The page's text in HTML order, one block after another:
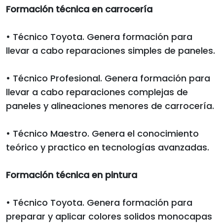
Formación técnica en carrocería
• Técnico Toyota. Genera formación para
llevar a cabo reparaciones simples de paneles.
• Técnico Profesional. Genera formación para
llevar a cabo reparaciones complejas de
paneles y alineaciones menores de carrocería.
• Técnico Maestro. Genera el conocimiento
teórico y practico en tecnologías avanzadas.
Formación técnica en pintura
• Técnico Toyota. Genera formación para
preparar y aplicar colores solidos monocapas